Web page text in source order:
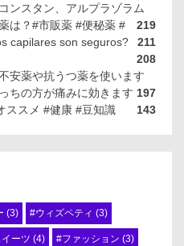
ンスタン、アルプラゾラム
219
は？#市販薬 #便秘薬 #
211
capilares son seguros?
208
安薬や抗うつ薬を使います
197
ちの方が痛みに効きます
ススメ #健康 #豆知識
143
(3) #ウィズペティ (3)
ーツ (4) #ファッション (3)